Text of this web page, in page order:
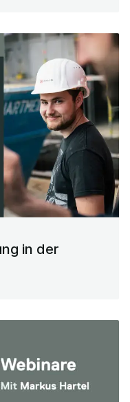
in der